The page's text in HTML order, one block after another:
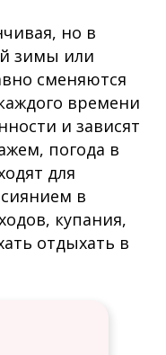
но в
зимы или
сменяются
времени
и зависят
погода в
для
в
купания,
отдыхать в